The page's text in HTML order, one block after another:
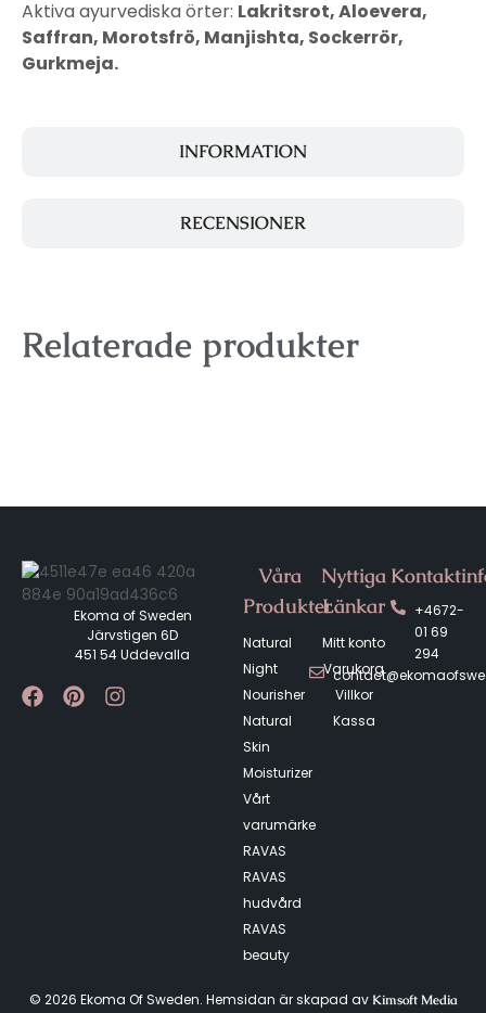
INFORMATION
RECENSIONER
Aktiva ayurvediska örter: Lakritsrot, Aloevera,
Saffran, Morotsfrö, Manjishta, Sockerrör,
Gurkmeja.
Relaterade produkter
Ekoma of Sweden
Järvstigen 6D
451 54 Uddevalla
Våra
Produkter
Natural
Night
Nourisher
Natural
Skin
Moisturizer
Vårt
varumärke
RAVAS
RAVAS
hudvård
RAVAS
beauty
Nyttiga
Länkar
Mitt konto
Varukorg
Villkor
Kassa
+4672-
01 69
294
© 2026 Ekoma Of Sweden. Hemsidan är skapad av Kimsoft Media